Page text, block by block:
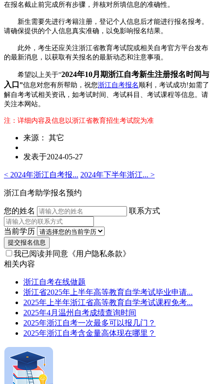
在报名截止前完成所有步骤，并核对所填信息的准确性。
新生需要先进行考籍注册，登记个人信息后才能进行报名报考。
请确保提供的个人信息真实准确，以免影响报名结果。
此外，考生还应关注浙江省教育考试院或相关自考官方平台发布
的最新消息，以获取有关报名的最新动态和注意事项。
希望以上关于“2024年10月期浙江自考新生注册报名时间与
入口 ”信息对您有所帮助，祝您浙江自考报名 顺利，考试成功!如需了
解自考考试相关资讯，如考试时间、考试科目、考试课程等信息。请
关注本网站。
注：详细内容及信息以浙江省教育招生考试院为准
来源： 其它
发表于2024-05-27
< 2024年浙江自考报... 2024年下半年浙江... >
浙江自考助学报名预约
您的姓名 联系方式
当前学历
提交报名信息
我已阅读并同意 《用户隐私条款》
相关内容
浙江自考在线做题
浙江省2025年上半年高等教育自学考试毕业申请...
2025年上半年浙江省高等教育自学考试课程免考...
2025年4月温州自考成绩查询时间
2025年浙江自考一次最多可以报几门？
2025年浙江自考含金量高体现在哪里？